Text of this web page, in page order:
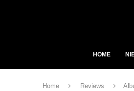
HOME
Home Reviews